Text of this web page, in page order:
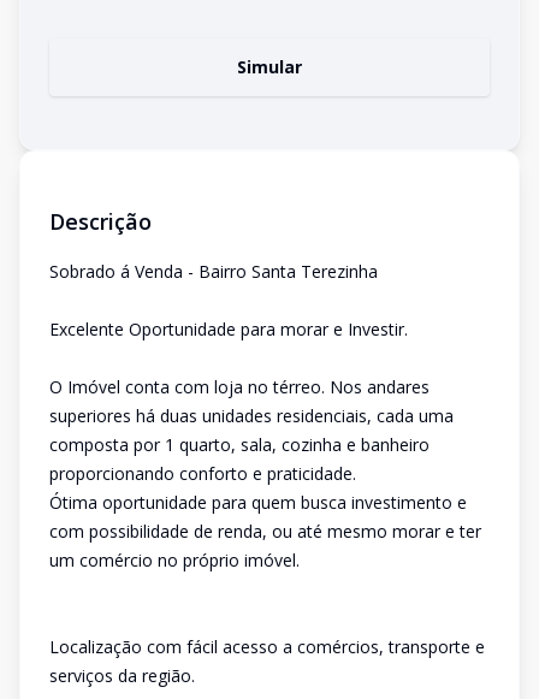
Simular
Descrição
Sobrado á Venda - Bairro Santa Terezinha
Excelente Oportunidade para morar e Investir.
O Imóvel conta com loja no térreo. Nos andares
superiores há duas unidades residenciais, cada uma
composta por 1 quarto, sala, cozinha e banheiro
proporcionando conforto e praticidade.
Ótima oportunidade para quem busca investimento e
com possibilidade de renda, ou até mesmo morar e ter
um comércio no próprio imóvel.
Localização com fácil acesso a comércios, transporte e
serviços da região.